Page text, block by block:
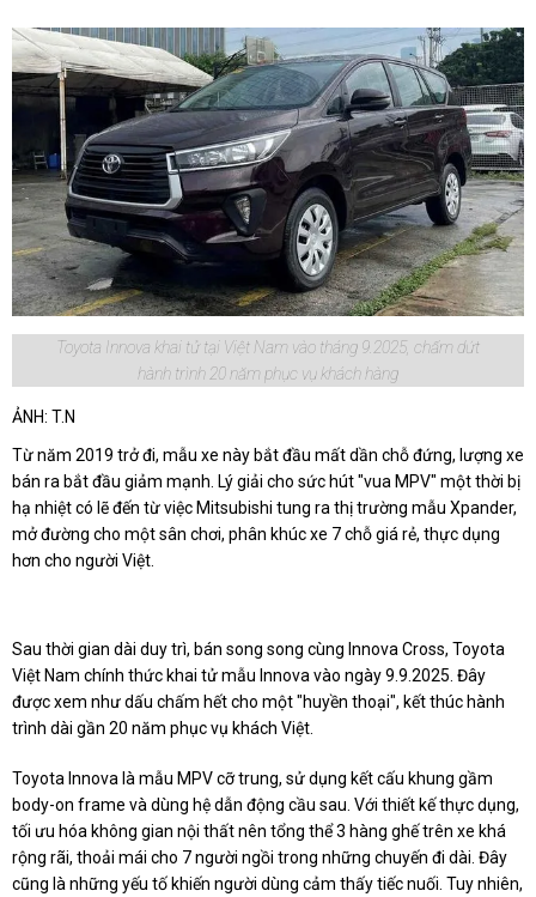
Toyota Innova khai tử tại Việt Nam vào tháng 9.2025, chấm dứt
hành trình 20 năm phục vụ khách hàng
ẢNH: T.N
Từ năm 2019 trở đi, mẫu xe này bắt đầu mất dần chỗ đứng, lượng xe
bán ra bắt đầu giảm mạnh. Lý giải cho sức hút "vua MPV" một thời bị
hạ nhiệt có lẽ đến từ việc Mitsubishi tung ra thị trường mẫu Xpander,
mở đường cho một sân chơi, phân khúc xe 7 chỗ giá rẻ, thực dụng
hơn cho người Việt.
Sau thời gian dài duy trì, bán song song cùng Innova Cross, Toyota
Việt Nam chính thức khai tử mẫu Innova vào ngày 9.9.2025. Đây
được xem như dấu chấm hết cho một "huyền thoại", kết thúc hành
trình dài gần 20 năm phục vụ khách Việt.
Toyota Innova là mẫu MPV cỡ trung, sử dụng kết cấu khung gầm
body-on frame và dùng hệ dẫn động cầu sau. Với thiết kế thực dụng,
tối ưu hóa không gian nội thất nên tổng thể 3 hàng ghế trên xe khá
rộng rãi, thoải mái cho 7 người ngồi trong những chuyến đi dài. Đây
cũng là những yếu tố khiến người dùng cảm thấy tiếc nuối. Tuy nhiên,